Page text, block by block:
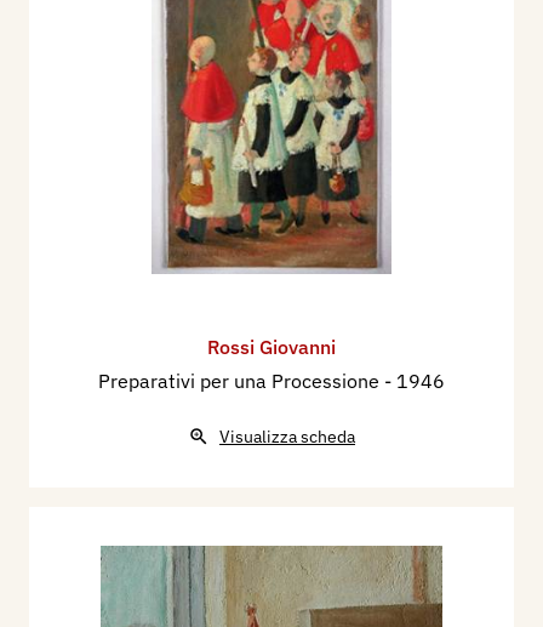
Rossi Giovanni
Preparativi per una Processione - 1946
Visualizza scheda